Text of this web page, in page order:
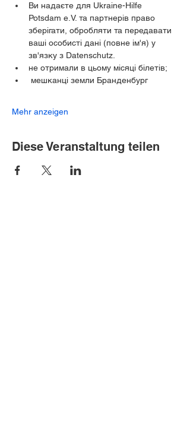
Ви надаєте для Ukraine-Hilfe
Potsdam e.V. та партнерів право
зберігати, обробляти та передавати
ваші особисті дані (повне ім'я) у
зв'язку з Datenschutz.
не отримали в цьому місяці білетів;
мешканці земли Бранденбург
Mehr anzeigen
Diese Veranstaltung teilen